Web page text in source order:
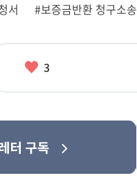
서
#보증금반환 청구소송
좋
3